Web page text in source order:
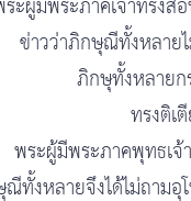
ะผู้มีพระภาคเจ้าทรง
ข่าวว่าภิกษุณีทั้งหลาย
ภิกษุทั้งหลายก
ทรงติ
พระผู้มีพระภาคพุทธเ
ทั้งหลายจึงได้ไม่ถามอุ